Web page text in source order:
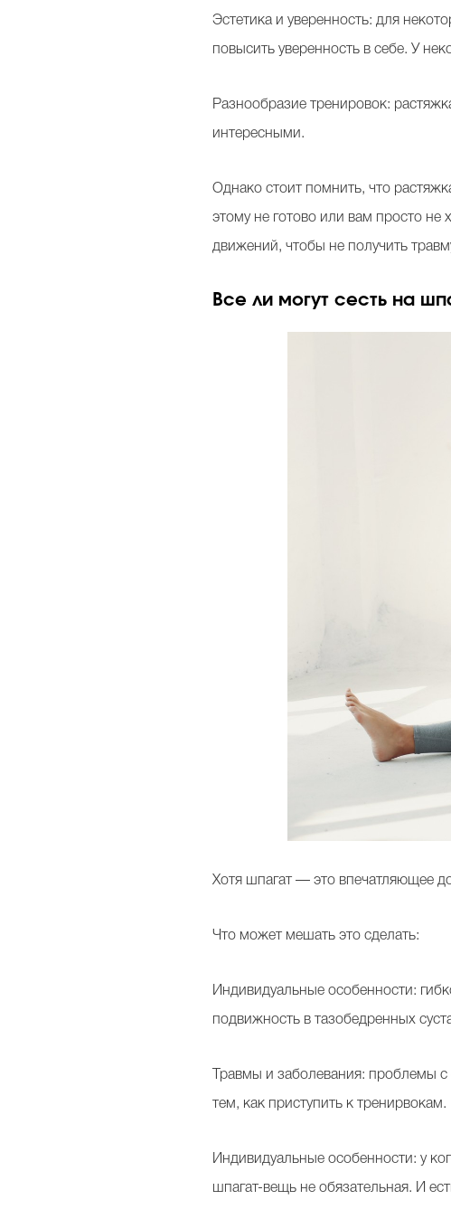
Эстетика и уверенность: для
повысить уверенность в себе. У
Разнообразие тренировок:
интересными.
Однако стоит помнить, что
этому не готово или вам просто не
движений, чтобы не получить
Все ли могут сесть на
Хотя шпагат — это впечатляющее
Что может мешать это сделать:
Индивидуальные особенности:
подвижность в тазобедренных
Травмы и заболевания: проблемы
тем, как приступить к тренирвокам.
Индивидуальные особенности: у
шпагат-вещь не обязательная. И